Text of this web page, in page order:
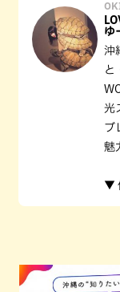
ゆ
沖
と
光
ブ
魅
▼